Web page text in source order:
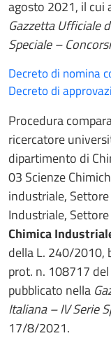
agosto 2021, il cui
Gazzetta Ufficiale
Speciale –
Decreto di nomina
Decreto di
Procedura
ricercatore
dipartimento di
03 Scienze
industriale,
Industriale,
Chimica
della L. 240/2010,
prot. n. 108717
pubblicato nella
Italiana – IV Serie
17/8/2021.